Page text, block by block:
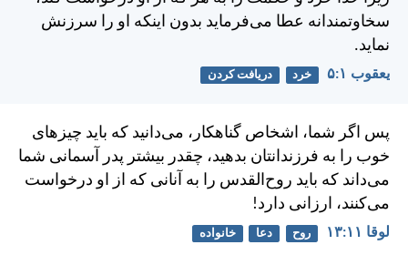
سخاوتمندانه عطا می‌فرمايد بدون اينكه او را سرزنش
نمايد.
يعقوب ۱:‏۵ خرد دريافت كردن
پس اگر شما، اشخاص گناهكار، می‌دانيد كه بايد چيزهای
خوب را به فرزندانتان بدهيد، چقدر بيشتر پدر آسمانی شما
می‌داند كه بايد روح‌القدس را به آنانی كه از او درخواست
می‌كنند، ارزانی دارد!
لوقا ۱۱:‏۱۳ روح دعا خانواده